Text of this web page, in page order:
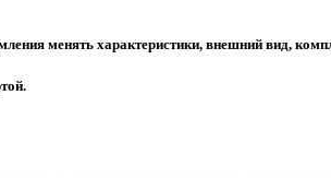
менять характеристики, внешний вид,